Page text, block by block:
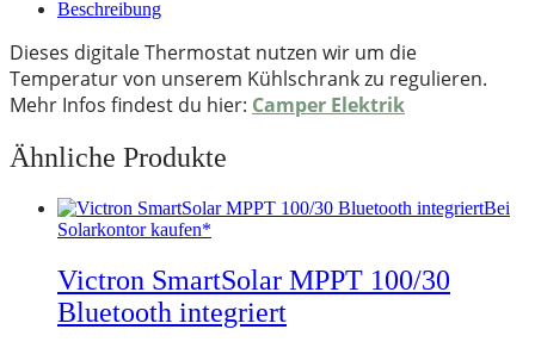
Beschreibung
Dieses digitale Thermostat nutzen wir um die
Temperatur von unserem Kühlschrank zu regulieren.
Mehr Infos findest du hier: Camper Elektrik
Ähnliche Produkte
Bei
Solarkontor kaufen*
Victron SmartSolar MPPT 100/30
Bluetooth integriert